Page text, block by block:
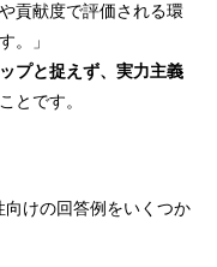
貢献度で評価される環
。」
プと捉えず、実力主義
とです。
けの回答例をいくつか